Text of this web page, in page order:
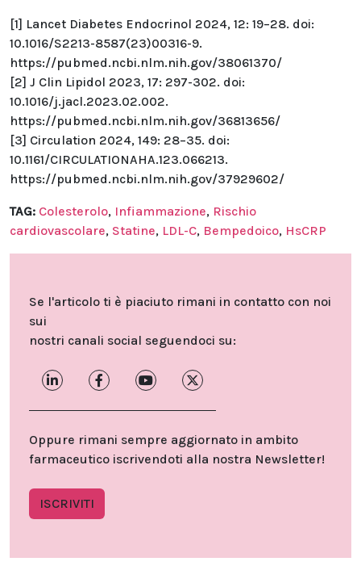
[1] Lancet Diabetes Endocrinol 2024, 12: 19–28. doi:
10.1016/S2213-8587(23)00316-9.
https://pubmed.ncbi.nlm.nih.gov/38061370/
[2] J Clin Lipidol 2023, 17: 297-302. doi:
10.1016/j.jacl.2023.02.002.
https://pubmed.ncbi.nlm.nih.gov/36813656/
[3] Circulation 2024, 149: 28–35. doi:
10.1161/CIRCULATIONAHA.123.066213.
https://pubmed.ncbi.nlm.nih.gov/37929602/
TAG: Colesterolo, Infiammazione, Rischio
cardiovascolare, Statine, LDL-C, Bempedoico, HsCRP
Se l'articolo ti è piaciuto rimani in contatto con noi
sui
nostri canali social seguendoci su:
Oppure rimani sempre aggiornato in ambito
farmaceutico iscrivendoti alla nostra Newsletter!
ISCRIVITI